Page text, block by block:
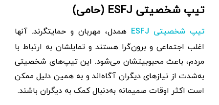
تیپ شخصیتی ESFJ (حامی)
تیپ شخصیتی ESFJ
همدل، مهربان و حمایتگرند. آنها
اغلب اجتماعی و برون‌گرا هستند و تمایلشان به ارتباط با
مردم، باعث محبوبیتشان می‌شود. این تیپ‌های شخصیتی
به‌شدت از نیازهای دیگران آگاه‌اند و به همین دلیل ممکن
است اکثر اوقات صمیمانه به‌دنبال کمک به دیگران باشند.